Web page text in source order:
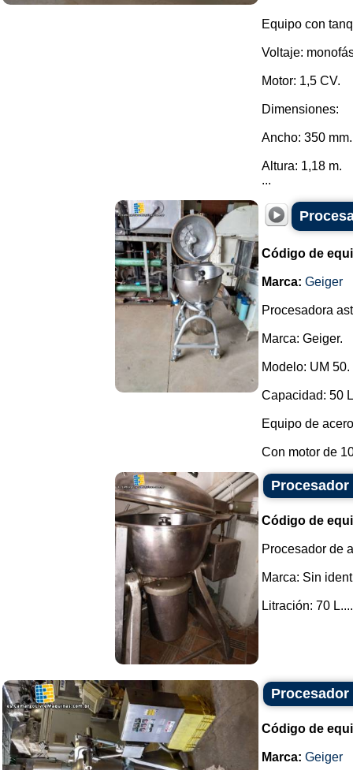
Equipo con
Voltaje:
Motor: 1,5 CV.
Dimensiones:
Ancho: 350 mm.
Altura: 1,18 m.
...
Código de
Marca: Geiger
Procesadora
Marca: Geiger.
Modelo: UM 50.
Capacidad: 50
Equipo de
Con motor de
Código de
Procesador de
Marca: Sin
Litración: 70 L....
Código de
Marca: Geiger